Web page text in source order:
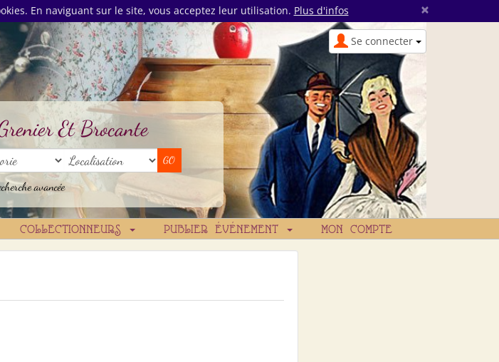
En naviguant sur le site, vous acceptez leur utilisation. Plus d'infos ×
Se connecter
Et Brocante
avancée
COLLECTIONNEURS PUBLIER ÉVÉNEMENT MON COMPTE